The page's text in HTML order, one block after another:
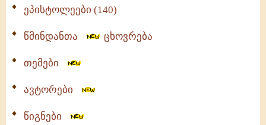
ეპისტოლეები (140)
წმინდანთა ცხოვრება
თემები
ავტორები
წიგნები